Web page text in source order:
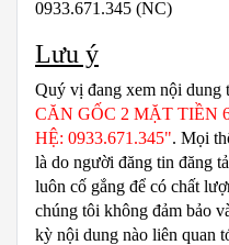
0933.671.345 (NC)
Lưu ý
Quý vị đang xem nội dung
CĂN GỐC 2 MẶT TIỀN
HỆ: 0933.671.345". Mọi
là do người đăng tin đăng
luôn cố gắng để có chất
chúng tôi không đảm bảo
kỳ nội dung nào liên quan